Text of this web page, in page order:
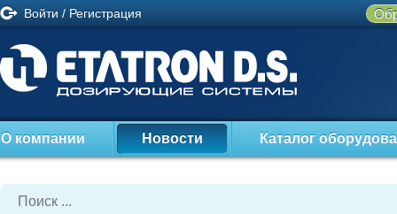
Войти / Регистрация
О компании Новости Каталог